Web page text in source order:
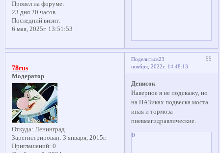
Провел на форуме:
23 дня 20 часов
Последний визит:
6 мая, 2025г. 13:51:53
Поделиться 55
23
ноября, 2022г. 14:48:13
78rus
Модератор
Откуда: Ленинград
Зарегистрирован: 3 января, 2015г.
Приглашений: 0
Денисок
Наверное я не подскажу, но
на ПАЗиках подвеска моста
иная и тормоза
пневмагидравлические.
0